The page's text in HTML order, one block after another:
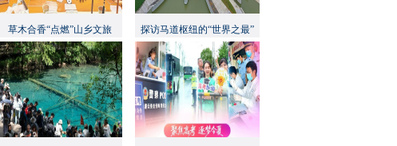
草木合香“点燃”山乡文旅 探访马道枢纽的“世界之最”